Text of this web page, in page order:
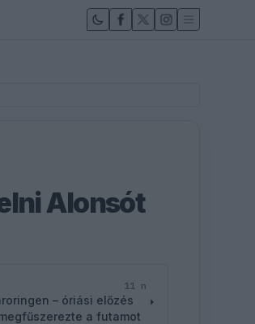
Alonsót
11 n
– óriási előzés
a futamot